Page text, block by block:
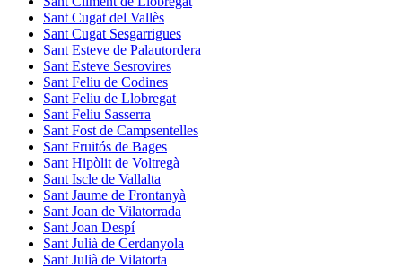
Sant Cugat del Vallès
Sant Cugat Sesgarrigues
Sant Esteve de Palautordera
Sant Esteve Sesrovires
Sant Feliu de Codines
Sant Feliu de Llobregat
Sant Feliu Sasserra
Sant Fost de Campsentelles
Sant Fruitós de Bages
Sant Hipòlit de Voltregà
Sant Iscle de Vallalta
Sant Jaume de Frontanyà
Sant Joan de Vilatorrada
Sant Joan Despí
Sant Julià de Cerdanyola
Sant Julià de Vilatorta